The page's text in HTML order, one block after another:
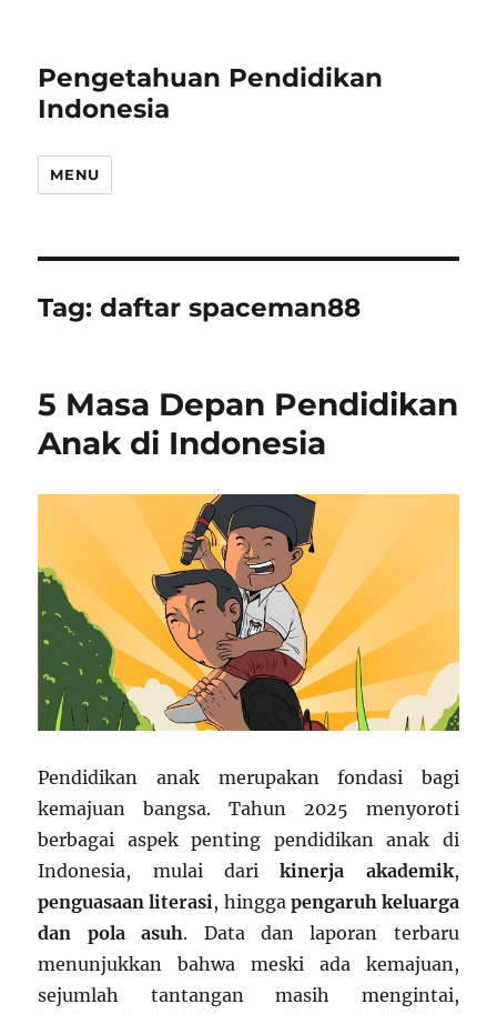
Pengetahuan Pendidikan
Indonesia
MENU
Tag:daftar spaceman88
5 Masa Depan Pendidikan
Anak di Indonesia
Pendidikan anak merupakan fondasi bagi
kemajuan bangsa. Tahun 2025 menyoroti
berbagai aspek penting pendidikan anak di
Indonesia, mulai darikinerja akademik,
penguasaan literasi, hingga pengaruh keluarga
dan pola asuh. Data dan laporan terbaru
menunjukkan bahwa meski ada kemajuan,
sejumlah tantangan masih mengintai,